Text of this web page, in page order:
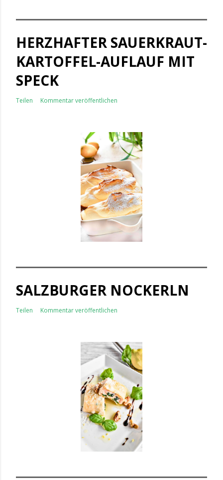
HERZHAFTER SAUERKRAUT-
KARTOFFEL-AUFLAUF MIT
SPECK
Teilen Kommentar veröffentlichen
SALZBURGER NOCKERLN
Teilen Kommentar veröffentlichen